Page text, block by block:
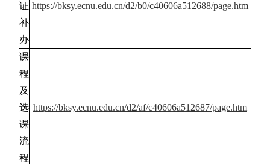
证
补
办
https://bksy.ecnu.edu.cn/d2/b0/c40606a512688/page.htm
课
程
及
选
课
流
程
https://bksy.ecnu.edu.cn/d2/af/c40606a512687/page.htm